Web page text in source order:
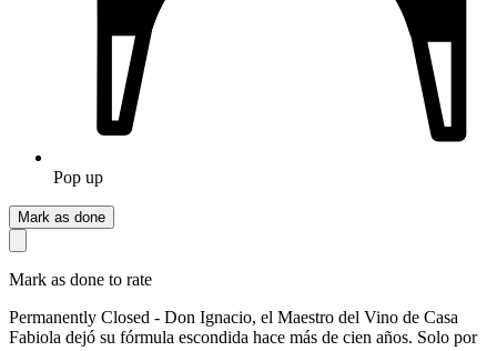
Pop up
Mark as done
Mark as done to rate
Permanently Closed - Don Ignacio, el Maestro del Vino de Casa
Fabiola dejó su fórmula escondida hace más de cien años. Solo por